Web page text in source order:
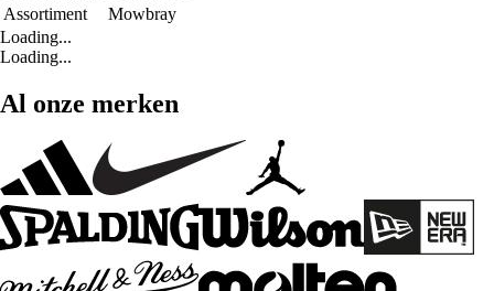
Assortiment
Mowbray
Loading...
Loading...
Al onze merken